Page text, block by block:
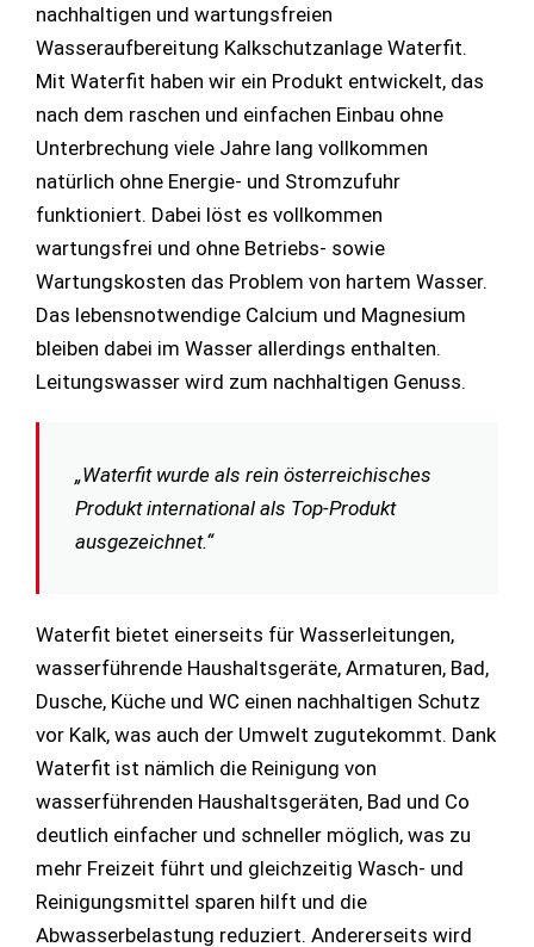
nachhaltigen und wartungsfreien
Wasseraufbereitung Kalkschutzanlage Waterfit.
Mit Waterfit haben wir ein Produkt entwickelt, das
nach dem raschen und einfachen Einbau ohne
Unterbrechung viele Jahre lang vollkommen
natürlich ohne Energie- und Stromzufuhr
funktioniert. Dabei löst es vollkommen
wartungsfrei und ohne Betriebs- sowie
Wartungskosten das Problem von hartem Wasser.
Das lebensnotwendige Calcium und Magnesium
bleiben dabei im Wasser allerdings enthalten.
Leitungswasser wird zum nachhaltigen Genuss.
„Waterfit wurde als rein österreichisches
Produkt international als Top-Produkt
ausgezeichnet.“
Waterfit bietet einerseits für Wasserleitungen,
wasserführende Haushaltsgeräte, Armaturen, Bad,
Dusche, Küche und WC einen nachhaltigen Schutz
vor Kalk, was auch der Umwelt zugutekommt. Dank
Waterfit ist nämlich die Reinigung von
wasserführenden Haushaltsgeräten, Bad und Co
deutlich einfacher und schneller möglich, was zu
mehr Freizeit führt und gleichzeitig Wasch- und
Reinigungsmittel sparen hilft und die
Abwasserbelastung reduziert. Andererseits wird